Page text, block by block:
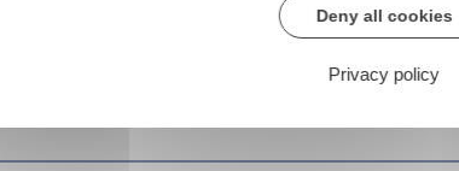
de votre demande.
Deny all cookies
Privacy policy